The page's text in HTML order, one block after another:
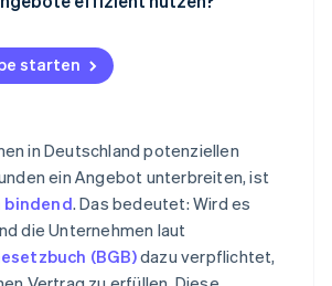
starten
in Deutschland potenziellen
ein Angebot unterbreiten, ist
. Das bedeutet: Wird es
die Unternehmen laut
(BGB)dazu verpflichtet,